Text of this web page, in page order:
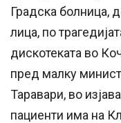
Градска болница,
лица, по
дискотеката во
пред малку
Таравари, во
пациенти има на